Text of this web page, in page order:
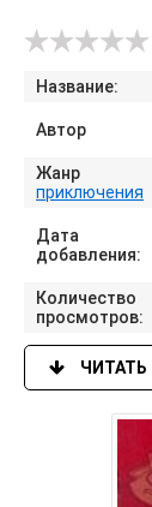
Название:
Автор
Жанр
приключения
Дата
добавления:
Количество
просмотров:
ЧИТАТЬ